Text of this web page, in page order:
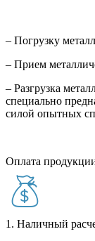
– Погрузку
– Прием
– Разгрузка
специально
силой опытных
Оплата
1. Наличный